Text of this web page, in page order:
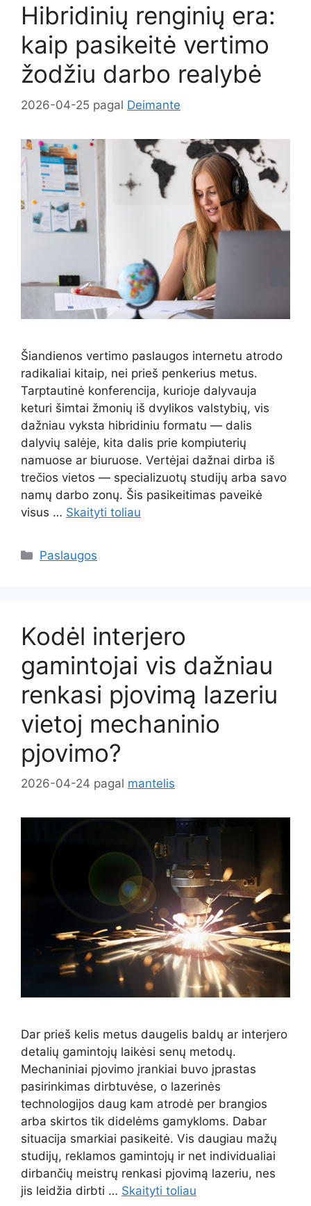
Hibridinių renginių era:
kaip pasikeitė vertimo
žodžiu darbo realybė
2026-04-25 pagal Deimante
Šiandienos vertimo paslaugos internetu atrodo
radikaliai kitaip, nei prieš penkerius metus.
Tarptautinė konferencija, kurioje dalyvauja
keturi šimtai žmonių iš dvylikos valstybių, vis
dažniau vyksta hibridiniu formatu — dalis
dalyvių salėje, kita dalis prie kompiuterių
namuose ar biuruose. Vertėjai dažnai dirba iš
trečios vietos — specializuotų studijų arba savo
namų darbo zonų. Šis pasikeitimas paveikė
visus … Skaityti toliau
Kategorijos
Paslaugos
Kodėl interjero
gamintojai vis dažniau
renkasi pjovimą lazeriu
vietoj mechaninio
pjovimo?
2026-04-24 pagal mantelis
Dar prieš kelis metus daugelis baldų ar interjero
detalių gamintojų laikėsi senų metodų.
Mechaniniai pjovimo įrankiai buvo įprastas
pasirinkimas dirbtuvėse, o lazerinės
technologijos daug kam atrodė per brangios
arba skirtos tik didelėms gamykloms. Dabar
situacija smarkiai pasikeitė. Vis daugiau mažų
studijų, reklamos gamintojų ir net individualiai
dirbančių meistrų renkasi pjovimą lazeriu, nes
jis leidžia dirbti … Skaityti toliau